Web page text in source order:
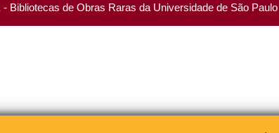
Bibliotecas de Obras Raras da Universidade de São Paulo